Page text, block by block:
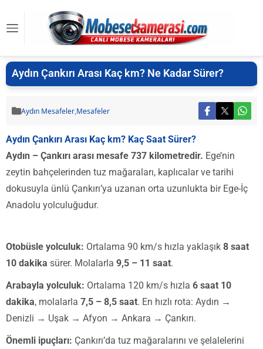
Aydın Çankırı Arası Kaç km? Ne Kadar Sürer?
Aydın Mesafeler,Mesafeler
Aydın Çankırı Arası Kaç km? Kaç Saat Sürer?
Aydın – Çankırı arası mesafe 737 kilometredir. Ege’nin
zeytin bahçelerinden tuz mağaraları, kaplıcalar ve tarihi
dokusuyla ünlü Çankırı’ya uzanan orta uzunlukta bir Ege-İç
Anadolu yolculuğudur.
Otobüsle yolculuk: Ortalama 90 km/s hızla yaklaşık 8 saat
10 dakika sürer. Molalarla 9,5 – 11 saat.
Arabayla yolculuk: Ortalama 120 km/s hızla 6 saat 10
dakika, molalarla 7,5 – 8,5 saat. En hızlı rota: Aydın →
Denizli → Uşak → Afyon → Ankara → Çankırı.
Önemli ipuçları: Çankırı’da tuz mağaralarını ve şelalelerini